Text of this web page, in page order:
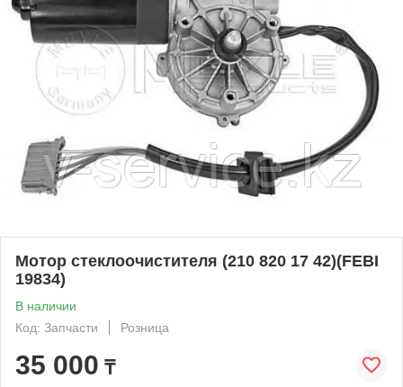
Мотор стеклоочистителя (210 820 17 42)(FEBI
19834)
В наличии
Код: Запчасти
Розница
35 000 ₸